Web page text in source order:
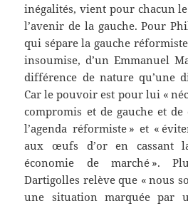
inégalités, vient pour chacun
l’avenir de la gauche. Pour
qui sépare la gauche
insoumise, d’un Emmanuel
différence de nature qu’une
Car le pouvoir est pour lui «
compromis et de gauche et
l’agenda réformiste » et «
aux œufs d’or en cassant
économie de marché ».
Dartigolles relève que « nous
une situation marquée par